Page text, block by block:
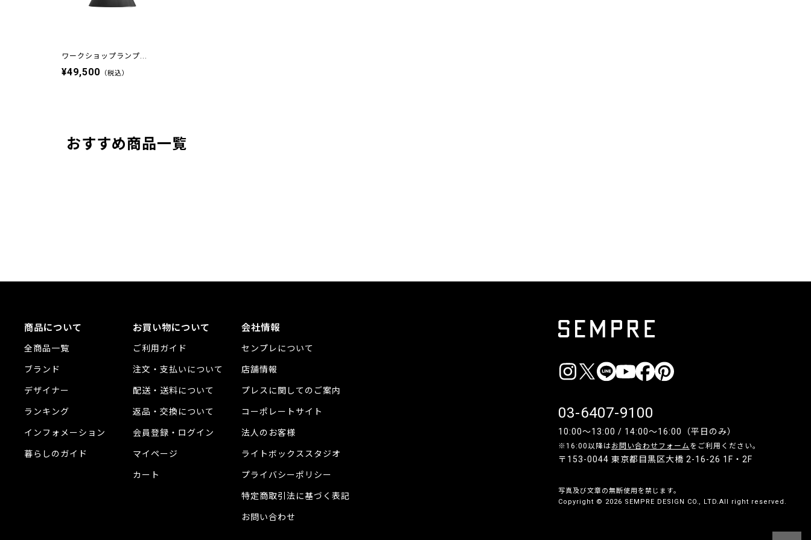
ワークショップランプ...
¥49,500 （税込）
おすすめ商品一覧
商品について
全商品一覧
ブランド
デザイナー
ランキング
インフォメーション
暮らしのガイド
お買い物について
ご利用ガイド
注文・支払いについて
配送・送料について
返品・交換について
会員登録・ログイン
マイページ
カート
会社情報
センプレについて
店舗情報
プレスに関してのご案内
コーポレートサイト
法人のお客様
ライトボックススタジオ
プライバシーポリシー
特定商取引法に基づく表記
お問い合わせ
03-6407-9100
10:00〜13:00 / 14:00〜16:00（平日のみ）
※16:00以降はお問い合わせフォーム をご利用ください。
〒153-0044 東京都目黒区大橋 2-16-26 1F・2F
写真及び文章の無断使用を禁じます。
Copyright © 2026 SEMPRE DESIGN CO., LTD.All right reserved.